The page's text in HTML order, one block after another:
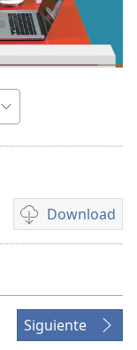
Download
Opshon
pa
Siguiente